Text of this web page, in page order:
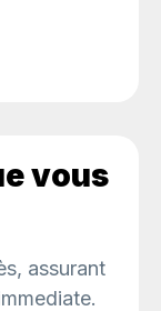
vous
assurant